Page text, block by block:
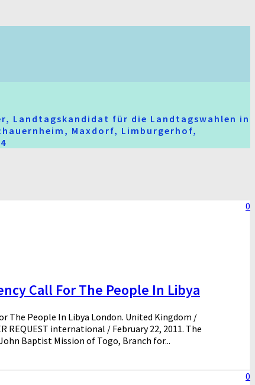
Landtagskandidat für die Landtagswahlen in
Maxdorf, Limburgerhof,
0
Call For The People In Libya
The People In Libya London. United Kingdom /
REQUEST international / February 22, 2011. The
Baptist Mission of Togo, Branch for...
0